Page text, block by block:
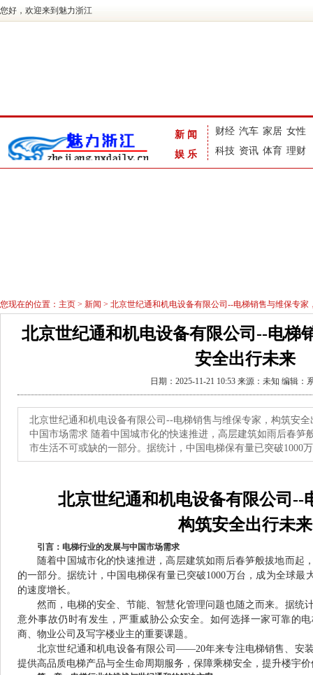
您好，欢迎来到魅力浙江
新闻
娱乐
财经 汽车 家居 女性
科技 资讯 体育 理财
您现在的位置： 主页 > 新闻 > 北京世纪通和机电设备有限公司--电梯销售与维保专家
北京世纪通和机电设备有限公司--电梯
安全出行未来
日期：2025-11-21 10:53 来源：未知 编辑：
北京世纪通和机电设备有限公司--电梯销售与维保专家，构筑安
中国市场需求 随着中国城市化的快速推进，高层建筑如雨后春笋
市生活不可或缺的一部分。据统计，中国电梯保有量已突破1000
北京世纪通和机电设备有限公司--
构筑安全出行未来
引言：电梯行业的发展与中国市场需求
随着中国城市化的快速推进，高层建筑如雨后春笋般拔地而起
的一部分。据统计，中国电梯保有量已突破1000万台，成为全球最
的速度增长。
然而，电梯的安全、节能、智慧化管理问题也随之而来。据统
意外事故仍时有发生，严重威胁公众安全。如何选择一家可靠的
商、物业公司及写字楼业主的重要课题。
北京世纪通和机电设备有限公司——20年来专注电梯销售、安
提供高品质电梯产品与全生命周期服务，保障乘梯安全，提升楼宇价